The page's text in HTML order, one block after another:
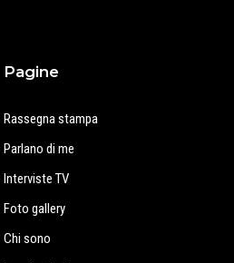
Pagine
Rassegna stampa
Parlano di me
Interviste TV
Foto gallery
Chi sono